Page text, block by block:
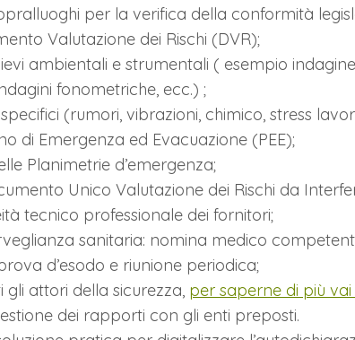
per la verifica della conformità
Valutazione dei Rischi (DVR);
ambientali e strumentali ( esempio
fonometriche, ecc.) ;
(rumori, vibrazioni, chimico, stress
di Emergenza ed Evacuazione (PEE);
Planimetrie d’emergenza;
Unico Valutazione dei Rischi da
tecnico professionale dei fornitori;
sanitaria: nomina medico
d’esodo e riunione periodica;
attori della sicurezza, per saperne di più
dei rapporti con gli enti preposti.